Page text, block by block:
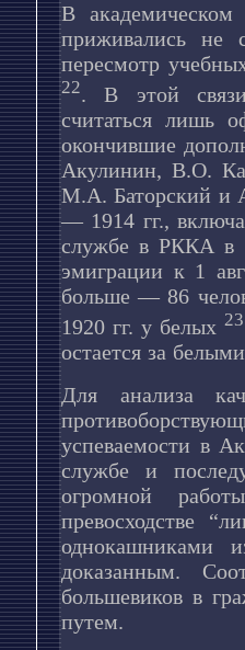
В
приживались не
пересмотр
22. В этой
считаться лишь
окончившие
Акулинин, В.О.
М.А. Баторский и
— 1914 гг.,
службе в РККА в
эмиграции к 1
больше — 86
1920 гг. у белых23
остается за
Для анализа
успеваемости в
службе и
огромной
превосходстве
однокашниками
доказанным.
большевиков в
путем.